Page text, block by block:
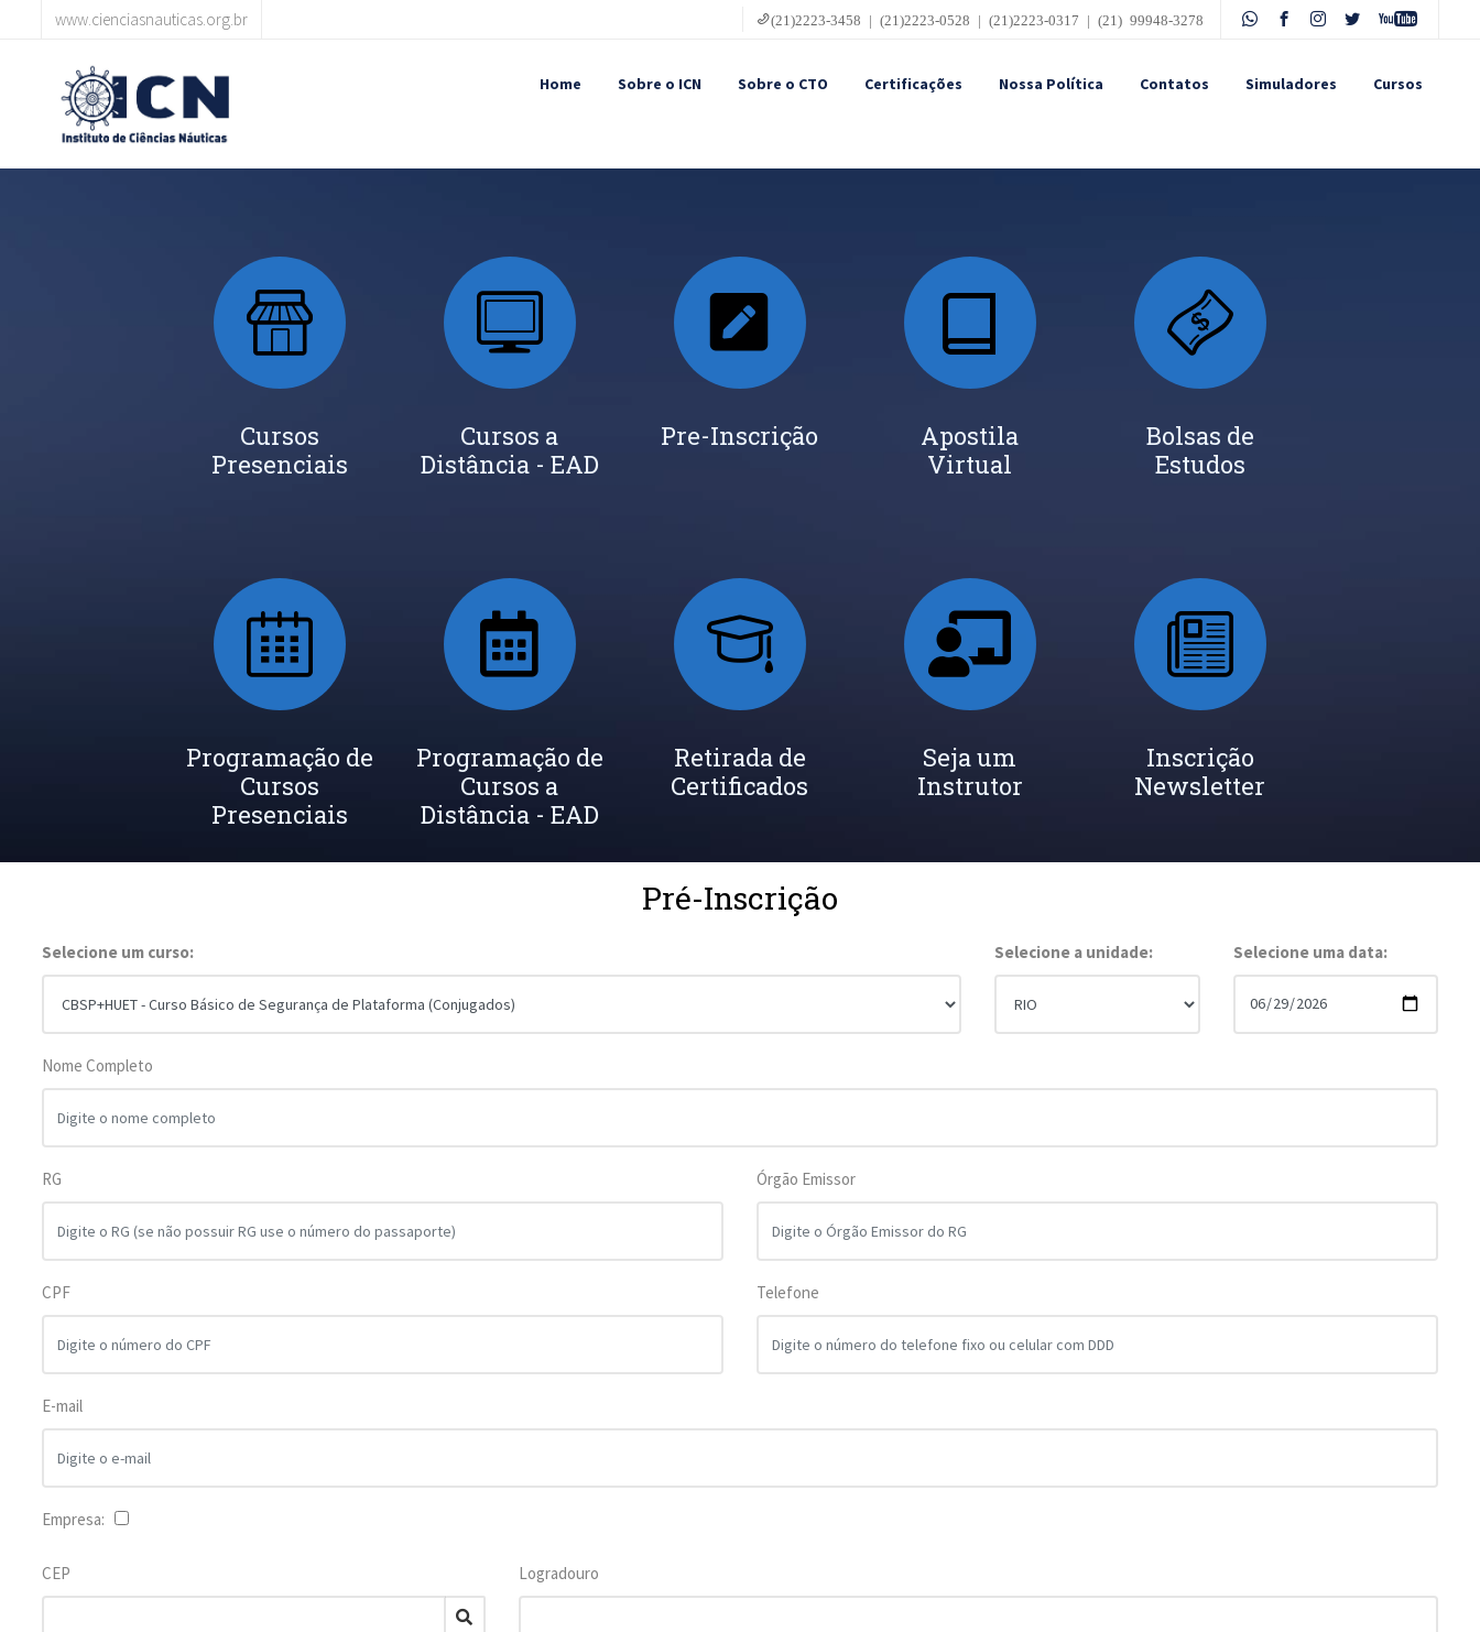
www.cienciasnauticas.org.br (21)2223-3458 | (21)2223-0528 | (21)2223-0317 | (21) 99948-3278
Home Sobre o ICN Sobre o CTO Certificações Nossa Política Contatos Simuladores Cursos
Cursos
Presenciais
Cursos a
Distância - EAD
Pre-Inscrição
Apostila
Virtual
Bolsas de
Estudos
Programação de
Cursos
Presenciais
Programação de
Cursos a
Distância - EAD
Retirada de
Certificados
Seja um
Instrutor
Inscrição
Newsletter
Pré-Inscrição
Selecione um curso: Selecione a unidade: Selecione uma data:
Nome Completo
RG Órgão Emissor
CPF Telefone
E-mail
Empresa:
CEP Logradouro